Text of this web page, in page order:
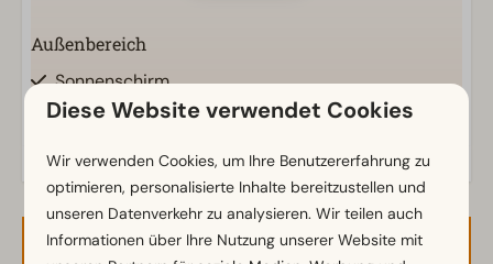
Außenbereich
Sonnenschirm
Terrasse
Gartenmöbel
Küche
Diese Website verwendet Cookies
Wir verwenden Cookies, um Ihre Benutzererfahrung zu
optimieren, personalisierte Inhalte bereitzustellen und
unseren Datenverkehr zu analysieren. Wir teilen auch
Informationen über Ihre Nutzung unserer Website mit